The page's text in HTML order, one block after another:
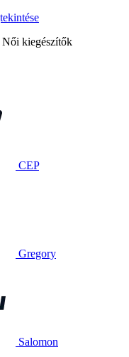
Női kiegészítők
CEP
Gregory
Salomon